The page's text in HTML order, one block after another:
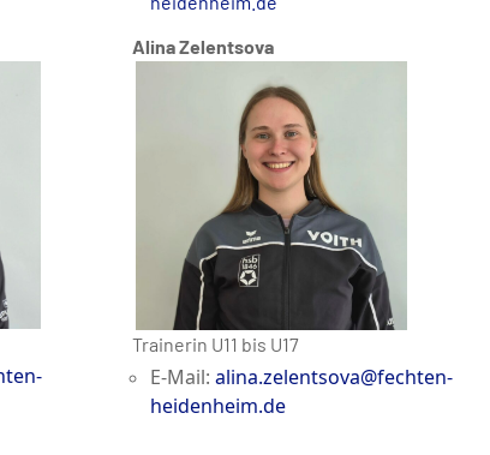
Alina Zelentsova
Trainerin U11 bis U17
E-Mail: alina.zelentsova@fechten-
heidenheim.de